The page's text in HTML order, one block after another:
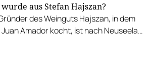
kultureller Angebote in Gamlitz.
wurde aus Stefan Hajszan?
des Weinguts Hajszan, in dem
Amador kocht, ist nach Neuseeland